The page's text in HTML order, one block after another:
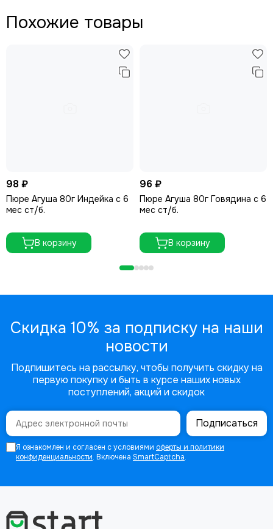
Похожие товары
98 ₽
Пюре Агуша 80г Индейка с 6
мес ст/б.
В корзину
96 ₽
Пюре Агуша 80г Говядина с 6
мес ст/б.
В корзину
Скидка 10% за подписку на наши
новости
Подпишитесь на рассылку, чтобы получить скидку на
первую покупку и быть в курсе наших новых
поступлений, акций и скидок
Подписаться
Я ознакомлен и согласен с условиями оферты и политики
конфиденциальности. Включена SmartCaptcha.